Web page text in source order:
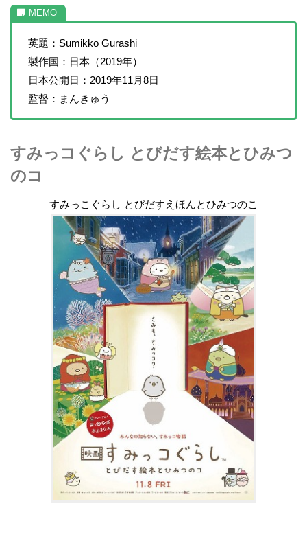
英題：Sumikko Gurashi
製作国：日本（2019年）
日本公開日：2019年11月8日
監督：まんきゅう
すみっコぐらし とびだす絵本とひみつ
のコ
すみっこぐらし とびだすえほんとひみつのこ